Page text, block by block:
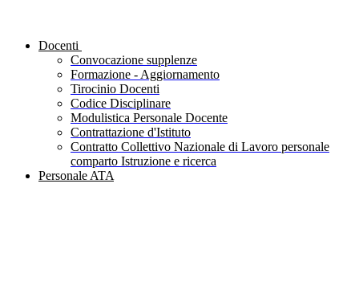
Docenti
Convocazione supplenze
Formazione - Aggiornamento
Tirocinio Docenti
Codice Disciplinare
Modulistica Personale Docente
Contrattazione d'Istituto
Contratto Collettivo Nazionale di Lavoro personale
comparto Istruzione e ricerca
Personale ATA